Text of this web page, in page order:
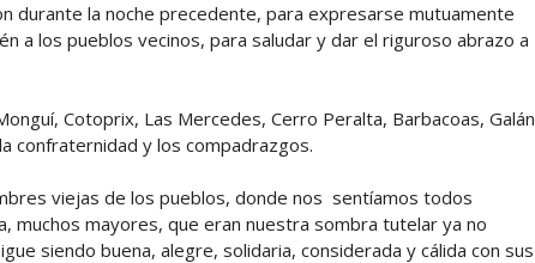
durante la noche precedente, para expresarse mutuamente
a los pueblos vecinos, para saludar y dar el riguroso abrazo a
Cotoprix, Las Mercedes, Cerro Peralta, Barbacoas, Galán
confraternidad y los compadrazgos.
viejas de los pueblos, donde nos sentíamos todos
muchos mayores, que eran nuestra sombra tutelar ya no
siendo buena, alegre, solidaria, considerada y cálida con sus